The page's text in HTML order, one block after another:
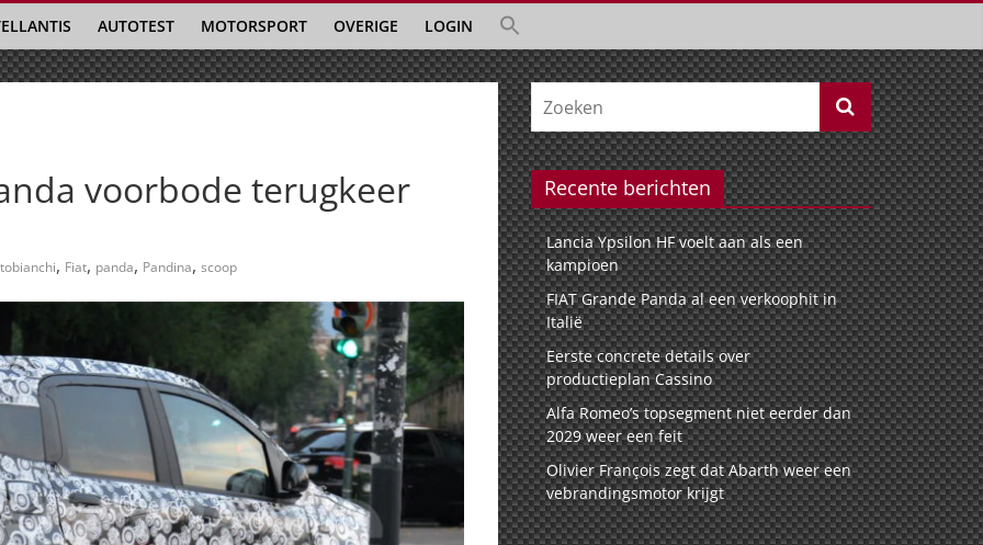
AUTOTEST MOTORSPORT OVERIGE LOGIN
voorbode terugkeer
, Fiat, panda, Pandina, scoop
Recente berichten
Lancia Ypsilon HF voelt aan als een
kampioen
FIAT Grande Panda al een verkoophit in
Italië
Eerste concrete details over
productieplan Cassino
Alfa Romeo’s topsegment niet eerder dan
2029 weer een feit
Olivier François zegt dat Abarth weer een
vebrandingsmotor krijgt